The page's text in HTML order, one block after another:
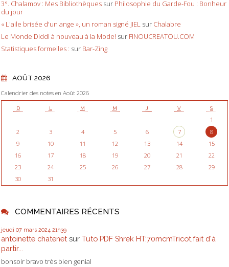
3°. Chalamov : Mes Bibliothèques sur Philosophie du Garde-Fou : Bonheur
du jour
« L'aile brisée d'un ange », un roman signé JIEL sur Chalabre
Le Monde Diddl à nouveau à la Mode! sur FINOUCREATOU.COM
Statistiques formelles : sur Bar-Zing
AOÛT 2026
Calendrier des notes en Août 2026
D L M M J V S
1
2
3 4 5 6 7
8
9
10 11 12 13 14
15
16
17 18 19 20 21
22
23
24 25 26 27 28
29
30
31
COMMENTAIRES RÉCENTS
jeudi 07 mars 2024 21h39
antoinette chatenet sur Tuto PDF Shrek HT:70mcmTricot,fait d'à
partir...
bonsoir bravo très bien genial